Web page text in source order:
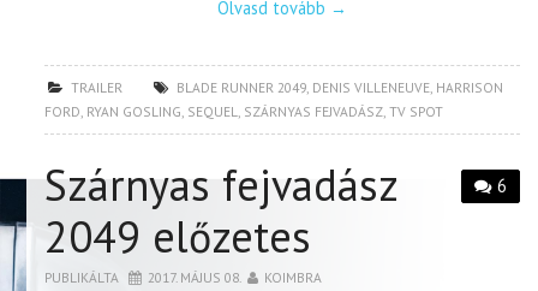
Olvasd tovább →
TRAILER BLADE RUNNER 2049, DENIS VILLENEUVE, HARRISON
FORD, RYAN GOSLING, SEQUEL, SZÁRNYAS FEJVADÁSZ,TV SPOT
6
Szárnyas fejvadász
2049 előzetes
PUBLIKÁLTA 2017. MÁJUS 08. KOIMBRA